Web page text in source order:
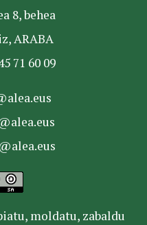
8, behea
ARABA
71 60 09
moldatu, zabaldu